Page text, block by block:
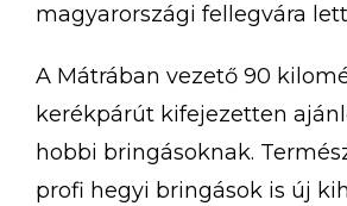
magyarországi fellegvára
A Mátrában vezető 90
kerékpárút kifejezetten
hobbi bringásoknak.
profi hegyi bringások is új